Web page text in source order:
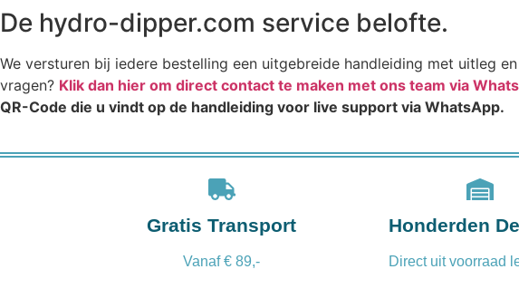
De hydro-dipper.com service belofte.
We versturen bij iedere bestelling een uitgebreide handleiding met uitleg
vragen? Klik dan hier om direct contact te maken met ons team via
QR-Code die u vindt op de handleiding voor live support via WhatsApp.
Gratis Transport
Vanaf € 89,-
Honderden
Direct uit voorraad